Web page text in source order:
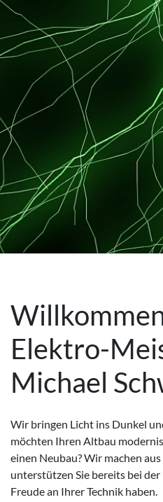
Elektro-​
Michael
Wir bringen Licht ins Dunkel
möchten Ihren Altbau
einen Neubau? Wir machen
unterstützen Sie bereits bei der
Freude an Ihrer Technik haben.